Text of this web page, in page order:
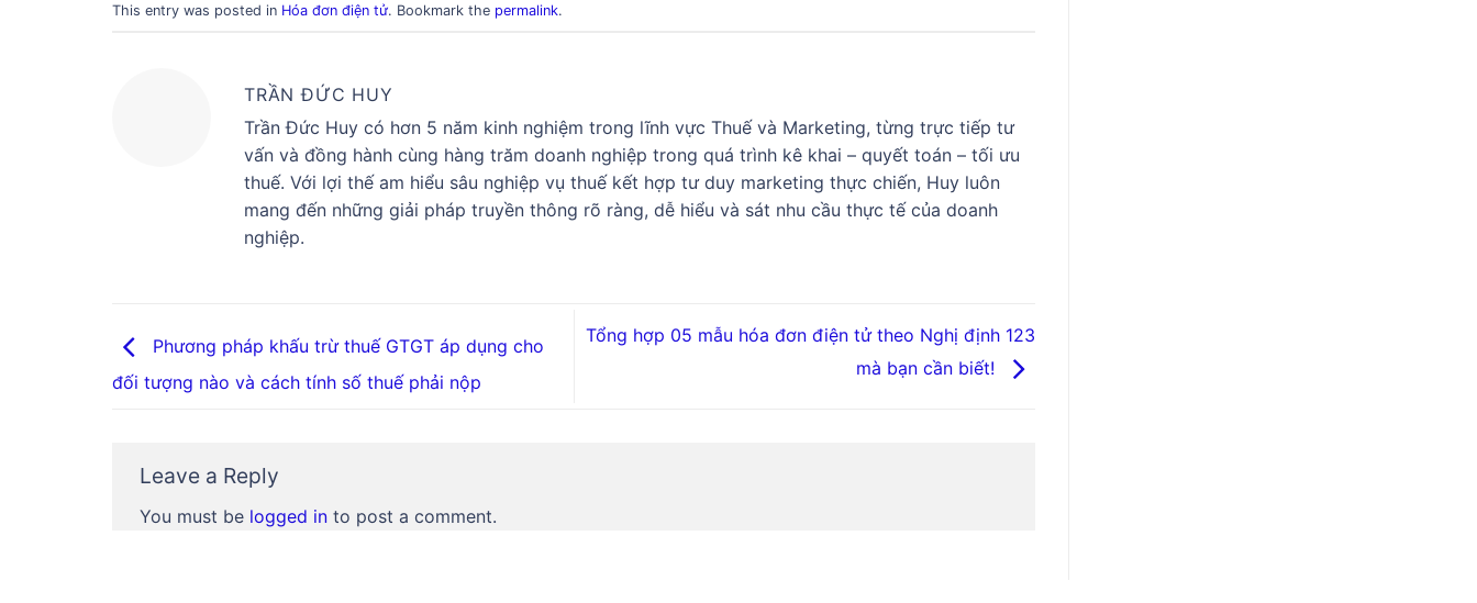
This entry was posted in Hóa đơn điện tử. Bookmark the permalink.
TRẦN ĐỨC HUY
Trần Đức Huy có hơn 5 năm kinh nghiệm trong lĩnh vực Thuế và Marketing, từng trực tiếp tư
vấn và đồng hành cùng hàng trăm doanh nghiệp trong quá trình kê khai – quyết toán – tối ưu
thuế. Với lợi thế am hiểu sâu nghiệp vụ thuế kết hợp tư duy marketing thực chiến, Huy luôn
mang đến những giải pháp truyền thông rõ ràng, dễ hiểu và sát nhu cầu thực tế của doanh
nghiệp.
Phương pháp khấu trừ thuế GTGT áp dụng cho
đối tượng nào và cách tính số thuế phải nộp
Tổng hợp 05 mẫu hóa đơn điện tử theo Nghị định 123
mà bạn cần biết!
Leave a Reply
You must be logged in to post a comment.